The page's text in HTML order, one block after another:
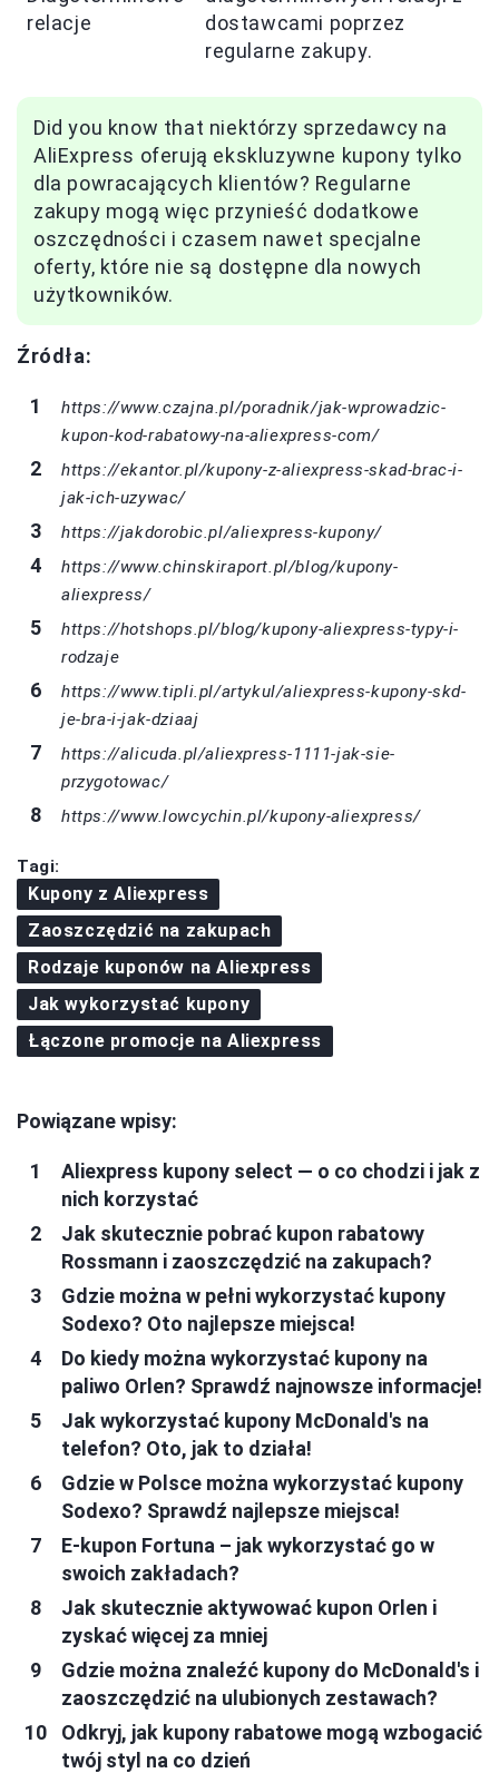
relacje
dostawcami poprzez
regularne zakupy.
Did you know that niektórzy sprzedawcy na
AliExpress oferują ekskluzywne kupony tylko
dla powracających klientów? Regularne
zakupy mogą więc przynieść dodatkowe
oszczędności i czasem nawet specjalne
oferty, które nie są dostępne dla nowych
użytkowników.
Źródła:
https://www.czajna.pl/poradnik/jak-wprowadzic-
kupon-kod-rabatowy-na-aliexpress-com/
https://ekantor.pl/kupony-z-aliexpress-skad-brac-i-
jak-ich-uzywac/
https://jakdorobic.pl/aliexpress-kupony/
https://www.chinskiraport.pl/blog/kupony-
aliexpress/
https://hotshops.pl/blog/kupony-aliexpress-typy-i-
rodzaje
https://www.tipli.pl/artykul/aliexpress-kupony-skd-
je-bra-i-jak-dziaaj
https://alicuda.pl/aliexpress-1111-jak-sie-
przygotowac/
https://www.lowcychin.pl/kupony-aliexpress/
Tagi:
Kupony z Aliexpress
Zaoszczędzić na zakupach
Rodzaje kuponów na Aliexpress
Jak wykorzystać kupony
Łączone promocje na Aliexpress
Powiązane wpisy:
Aliexpress kupony select — o co chodzi i jak z
nich korzystać
Jak skutecznie pobrać kupon rabatowy
Rossmann i zaoszczędzić na zakupach?
Gdzie można w pełni wykorzystać kupony
Sodexo? Oto najlepsze miejsca!
Do kiedy można wykorzystać kupony na
paliwo Orlen? Sprawdź najnowsze informacje!
Jak wykorzystać kupony McDonald's na
telefon? Oto, jak to działa!
Gdzie w Polsce można wykorzystać kupony
Sodexo? Sprawdź najlepsze miejsca!
E-kupon Fortuna – jak wykorzystać go w
swoich zakładach?
Jak skutecznie aktywować kupon Orlen i
zyskać więcej za mniej
Gdzie można znaleźć kupony do McDonald's i
zaoszczędzić na ulubionych zestawach?
Odkryj, jak kupony rabatowe mogą wzbogacić
twój styl na co dzień